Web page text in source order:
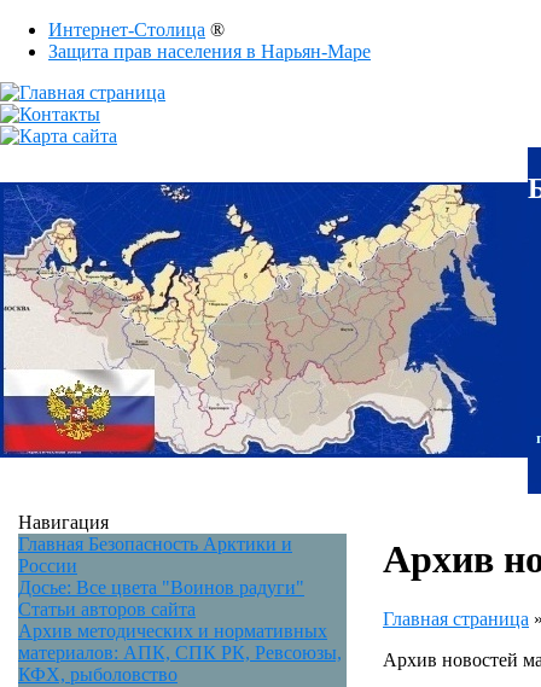
Интернет-Столица ®
Защита прав населения в Нарьян-Маре
Навигация
Главная Безопасность Арктики и
России
Досье: Все цвета "Воинов радуги"
Статьи авторов сайта
Архив методических и нормативных
материалов: АПК, СПК РК, Ревсоюзы,
КФХ, рыболовство
Архив
Главная страница
Архив новостей